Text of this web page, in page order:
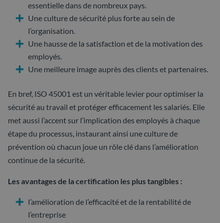
essentielle dans de nombreux pays.
Une culture de sécurité plus forte au sein de
l’organisation.
Une hausse de la satisfaction et de la motivation des
employés.
Une meilleure image auprès des clients et partenaires.
En bref, ISO 45001 est un véritable levier pour optimiser la
sécurité au travail et protéger efficacement les salariés. Elle
met aussi l’accent sur l’implication des employés à chaque
étape du processus, instaurant ainsi une culture de
prévention où chacun joue un rôle clé dans l’amélioration
continue de la sécurité.
Les avantages de la certification les plus tangibles :
l’amélioration de l’efficacité et de la rentabilité de
l’entreprise